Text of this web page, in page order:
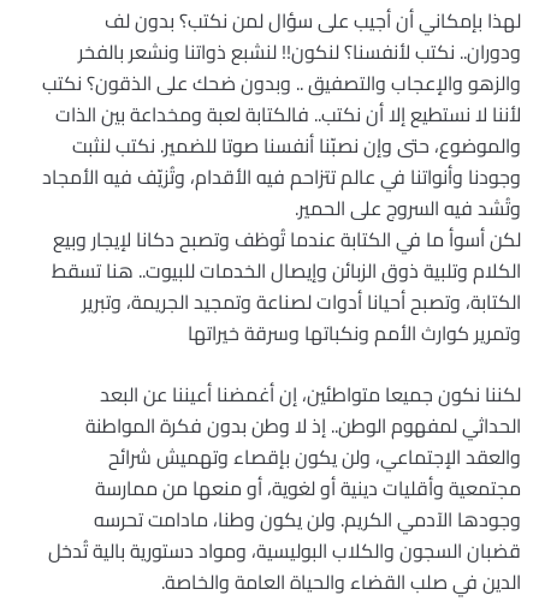
لهذا بإمكاني أن أجيب على سؤال لمن نكتب؟ بدون لف
ودوران.. نكتب لأنفسنا؟ لنكون!! لنشبع ذواتنا ونشعر بالفخر
والزهو والإعجاب والتصفيق .. وبدون ضحك على الذقون؟ نكتب
لأننا لا نستطيع إلا أن نكتب.. فالكتابة لعبة ومخداعة بين الذات
والموضوع، حتى وإن نصبّنا أنفسنا صوتا للضمير. نكتب لنثبت
وجودنا وأنواتنا في عالم تتزاحم فيه الأقدام، وتُزيّف فيه الأمجاد
وتُشد فيه السروج على الحمير.
لكن أسوأ ما في الكتابة عندما تُوظف وتصبح دكانا لإيجار وبيع
الكلام وتلبية ذوق الزبائن وإيصال الخدمات للبيوت.. هنا تسقط
الكتابة، وتصبح أحيانا أدوات لصناعة وتمجيد الجريمة، وتبرير
وتمرير كوارث الأمم ونكباتها وسرقة خيراتها
لكننا نكون جميعا متواطئين، إن أغمضنا أعيننا عن البعد
الحداثي لمفهوم الوطن.. إذ لا وطن بدون فكرة المواطنة
والعقد الإجتماعي، ولن يكون بإقصاء وتهميش شرائح
مجتمعية وأقليات دينية أو لغوية، أو منعها من ممارسة
وجودها الآدمي الكريم. ولن يكون وطنا، مادامت تحرسه
قضبان السجون والكلاب البوليسية، ومواد دستورية بالية تُدخل
الدين في صلب القضاء والحياة العامة والخاصة.